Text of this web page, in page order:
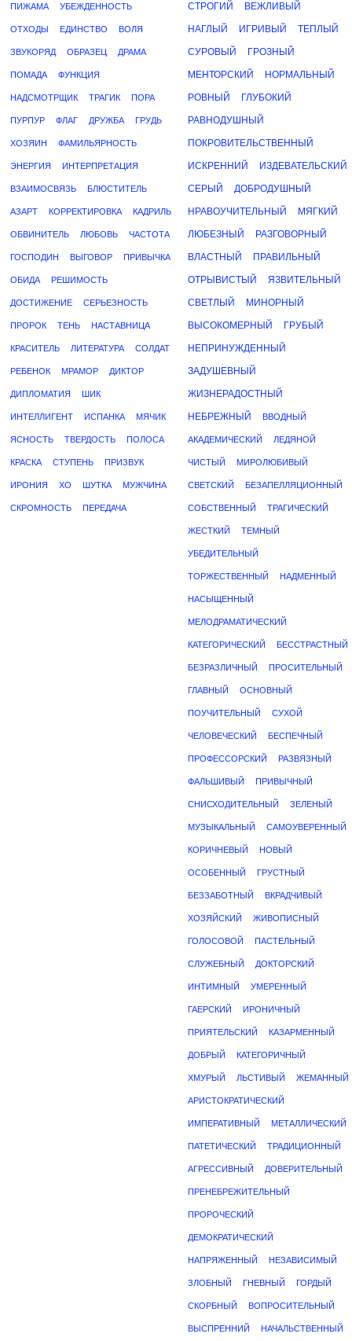
ПИЖАМА УБЕЖДЕННОСТЬ
ОТХОДЫ ЕДИНСТВО ВОЛЯ
ЗВУКОРЯД ОБРАЗЕЦ ДРАМА
ПОМАДА ФУНКЦИЯ
НАДСМОТРЩИК ТРАГИК ПОРА
ПУРПУР ФЛАГ ДРУЖБА ГРУДЬ
ХОЗЯИН ФАМИЛЬЯРНОСТЬ
ЭНЕРГИЯ ИНТЕРПРЕТАЦИЯ
ВЗАИМОСВЯЗЬ БЛЮСТИТЕЛЬ
АЗАРТ КОРРЕКТИРОВКА КАДРИЛЬ
ОБВИНИТЕЛЬ ЛЮБОВЬ ЧАСТОТА
ГОСПОДИН ВЫГОВОР ПРИВЫЧКА
ОБИДА РЕШИМОСТЬ
ДОСТИЖЕНИЕ СЕРЬЕЗНОСТЬ
ПРОРОК ТЕНЬ НАСТАВНИЦА
КРАСИТЕЛЬ ЛИТЕРАТУРА СОЛДАТ
РЕБЕНОК МРАМОР ДИКТОР
ДИПЛОМАТИЯ ШИК
ИНТЕЛЛИГЕНТ ИСПАНКА МЯЧИК
ЯСНОСТЬ ТВЕРДОСТЬ ПОЛОСА
КРАСКА СТУПЕНЬ ПРИЗВУК
ИРОНИЯ ХО ШУТКА МУЖЧИНА
СКРОМНОСТЬ ПЕРЕДАЧА
СТРОГИЙ ВЕЖЛИВЫЙ
НАГЛЫЙ ИГРИВЫЙ ТЕПЛЫЙ
СУРОВЫЙ ГРОЗНЫЙ
МЕНТОРСКИЙ НОРМАЛЬНЫЙ
РОВНЫЙ ГЛУБОКИЙ
РАВНОДУШНЫЙ
ПОКРОВИТЕЛЬСТВЕННЫЙ
ИСКРЕННИЙ ИЗДЕВАТЕЛЬСКИЙ
СЕРЫЙ ДОБРОДУШНЫЙ
НРАВОУЧИТЕЛЬНЫЙ МЯГКИЙ
ЛЮБЕЗНЫЙ РАЗГОВОРНЫЙ
ВЛАСТНЫЙ ПРАВИЛЬНЫЙ
ОТРЫВИСТЫЙ ЯЗВИТЕЛЬНЫЙ
СВЕТЛЫЙ МИНОРНЫЙ
ВЫСОКОМЕРНЫЙ ГРУБЫЙ
НЕПРИНУЖДЕННЫЙ
ЗАДУШЕВНЫЙ
ЖИЗНЕРАДОСТНЫЙ
НЕБРЕЖНЫЙ ВВОДНЫЙ
АКАДЕМИЧЕСКИЙ ЛЕДЯНОЙ
ЧИСТЫЙ МИРОЛЮБИВЫЙ
СВЕТСКИЙ БЕЗАПЕЛЛЯЦИОННЫЙ
СОБСТВЕННЫЙ ТРАГИЧЕСКИЙ
ЖЕСТКИЙ ТЕМНЫЙ
УБЕДИТЕЛЬНЫЙ
ТОРЖЕСТВЕННЫЙ НАДМЕННЫЙ
НАСЫЩЕННЫЙ
МЕЛОДРАМАТИЧЕСКИЙ
КАТЕГОРИЧЕСКИЙ БЕССТРАСТНЫЙ
БЕЗРАЗЛИЧНЫЙ ПРОСИТЕЛЬНЫЙ
ГЛАВНЫЙ ОСНОВНЫЙ
ПОУЧИТЕЛЬНЫЙ СУХОЙ
ЧЕЛОВЕЧЕСКИЙ БЕСПЕЧНЫЙ
ПРОФЕССОРСКИЙ РАЗВЯЗНЫЙ
ФАЛЬШИВЫЙ ПРИВЫЧНЫЙ
СНИСХОДИТЕЛЬНЫЙ ЗЕЛЕНЫЙ
МУЗЫКАЛЬНЫЙ САМОУВЕРЕННЫЙ
КОРИЧНЕВЫЙ НОВЫЙ
ОСОБЕННЫЙ ГРУСТНЫЙ
БЕЗЗАБОТНЫЙ ВКРАДЧИВЫЙ
ХОЗЯЙСКИЙ ЖИВОПИСНЫЙ
ГОЛОСОВОЙ ПАСТЕЛЬНЫЙ
СЛУЖЕБНЫЙ ДОКТОРСКИЙ
ИНТИМНЫЙ УМЕРЕННЫЙ
ГАЕРСКИЙ ИРОНИЧНЫЙ
ПРИЯТЕЛЬСКИЙ КАЗАРМЕННЫЙ
ДОБРЫЙ КАТЕГОРИЧНЫЙ
ХМУРЫЙ ЛЬСТИВЫЙ ЖЕМАННЫЙ
АРИСТОКРАТИЧЕСКИЙ
ИМПЕРАТИВНЫЙ МЕТАЛЛИЧЕСКИЙ
ПАТЕТИЧЕСКИЙ ТРАДИЦИОННЫЙ
АГРЕССИВНЫЙ ДОВЕРИТЕЛЬНЫЙ
ПРЕНЕБРЕЖИТЕЛЬНЫЙ
ПРОРОЧЕСКИЙ
ДЕМОКРАТИЧЕСКИЙ
НАПРЯЖЕННЫЙ НЕЗАВИСИМЫЙ
ЗЛОБНЫЙ ГНЕВНЫЙ ГОРДЫЙ
СКОРБНЫЙ ВОПРОСИТЕЛЬНЫЙ
ВЫСПРЕННИЙ НАЧАЛЬСТВЕННЫЙ